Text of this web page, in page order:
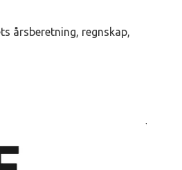
årsberetning, regnskap,